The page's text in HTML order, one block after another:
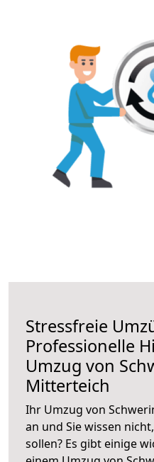
Stressfreie
Professionelle
Umzug von
Mitterteich
Ihr Umzug von
an und Sie wissen
sollen? Es gibt einige